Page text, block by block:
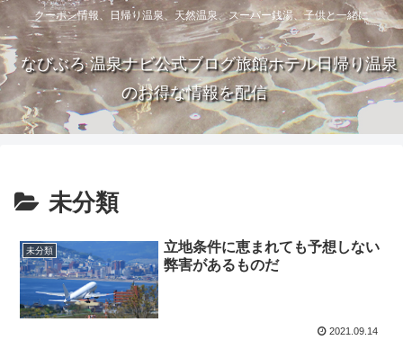
クーポン情報、日帰り温泉、天然温泉、スーパー銭湯、子供と一緒に
なびぶろ 温泉ナビ公式ブログ旅館ホテル日帰り温泉
のお得な情報を配信
未分類
未分類
立地条件に恵まれても予想しない
弊害があるものだ
2021.09.14